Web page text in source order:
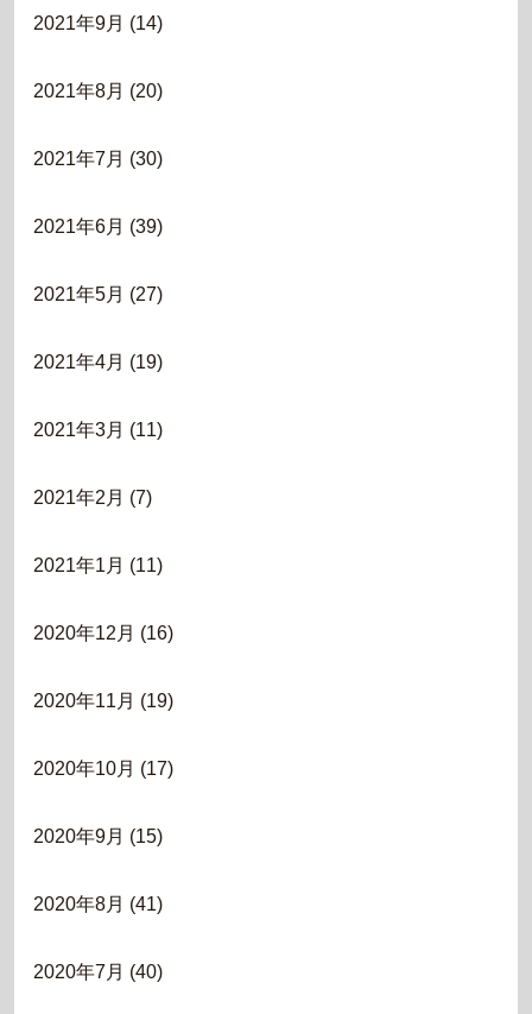
2021年9月 (14)
2021年8月 (20)
2021年7月 (30)
2021年6月 (39)
2021年5月 (27)
2021年4月 (19)
2021年3月 (11)
2021年2月 (7)
2021年1月 (11)
2020年12月 (16)
2020年11月 (19)
2020年10月 (17)
2020年9月 (15)
2020年8月 (41)
2020年7月 (40)